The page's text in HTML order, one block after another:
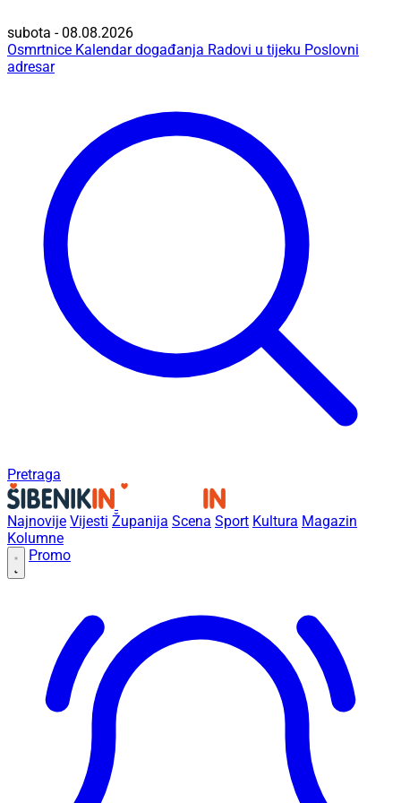
subota - 08.08.2026
Osmrtnice Kalendar događanja Radovi u tijeku Poslovni
adresar
Pretraga
Najnovije Vijesti Županija Scena Sport Kultura Magazin
Kolumne
Promo